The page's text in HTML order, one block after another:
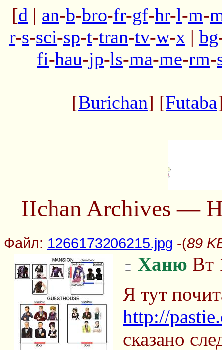
[d | an-b-bro-fr-gf-hr-l-m-
r-s-sci-sp-t-tran-tv-w-x | bg
fi-hau-jp-ls-ma-me-rm-
[Burichan] [Futaba
IIchan Archives —
Файл: 1266173206215.jpg -(89
Ханю Вт
Я тут
http://
сказано